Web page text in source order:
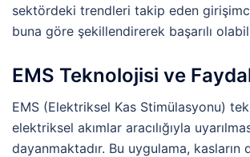
sektördeki trendleri takip eden
buna göre şekillendirerek başarılı
EMS Teknolojisi ve
EMS (Elektriksel Kas Stimülasyonu)
elektriksel akımlar aracılığıyla
dayanmaktadır. Bu uygulama, kasların